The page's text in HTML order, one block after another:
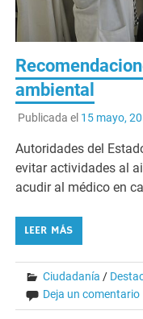
ambiental
Publicada el 15 mayo,
Autoridades del
evitar actividades al
acudir al médico en
LEER MÁS
Ciudadanía /
Deja un comentario